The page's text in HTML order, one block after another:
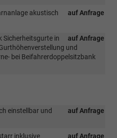
auf Anfrage
akustisch
auf Anfrage
Sicherheitsgurte in
und
bei Beifahrerdoppelsitzbank
auf Anfrage
einstellbar und
auf Anfrage
inklusive